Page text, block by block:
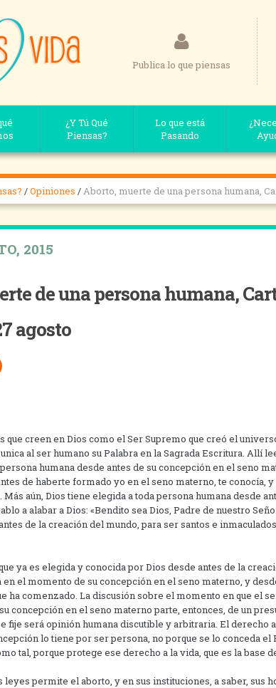
Publica lo que piensas
¿Y Tú Qué
Piensas?
Lo que está
Pasando
/Opiniones /Aborto, muerte de una persona humana,
de una persona humana,
agosto
que creen en Dios como el Ser Supremo que creó el
al ser humano su Palabra en la Sagrada Escritura. Allí
humana desde antes de su concepción en el seno
de haberte formado yo en el seno materno, te conocía, y
Más aún, Dios tiene elegida a toda persona humana desde
a alabar a Dios: «Bendito sea Dios, Padre de nuestro
de la creación del mundo, para ser santos e
ya es elegida y conocida por Dios desde antes de la
el momento de su concepción en el seno materno, y
ha comenzado. La discusión sobre el momento en que el
concepción en el seno materno parte, entonces, de un
fije será opinión humana discutible y arbitraria. El derecho
lo tiene por ser persona, no porque se lo conceda el
tal, porque protege ese derecho a la vida, que es la base
leyes permite el aborto, y en sus instituciones, a saber, sus
2015